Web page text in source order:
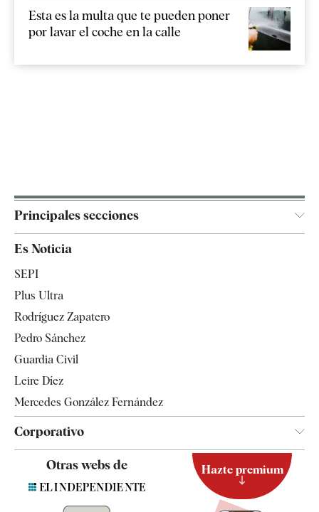
Esta es la multa que te pueden poner
por lavar el coche en la calle
Principales secciones
España
Televisión
Es Noticia
SEPI
Plus Ultra
Rodríguez Zapatero
Pedro Sánchez
Guardia Civil
Leire Díez
Mercedes González Fernández
Corporativo
Contacto
Otras webs de Hazte premium